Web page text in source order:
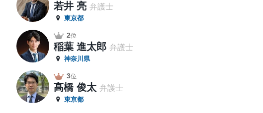
若井 亮 弁護士
東京都
2位
稲葉 進太郎 弁護士
神奈川県
3位
髙橋 俊太 弁護士
東京都